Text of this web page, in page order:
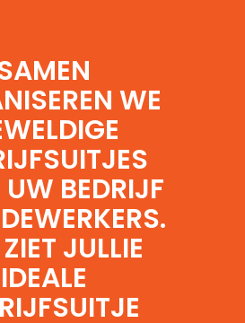
WE
BEDRIJF
JULLIE
IDEALE